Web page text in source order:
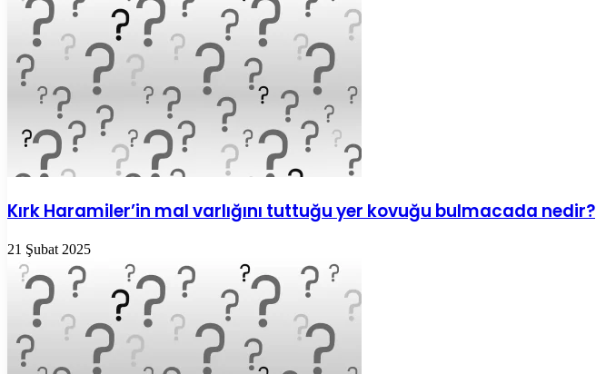
Kırk Haramiler’in mal varlığını tuttuğu yer kovuğu bulmacada nedir?
21 Şubat 2025